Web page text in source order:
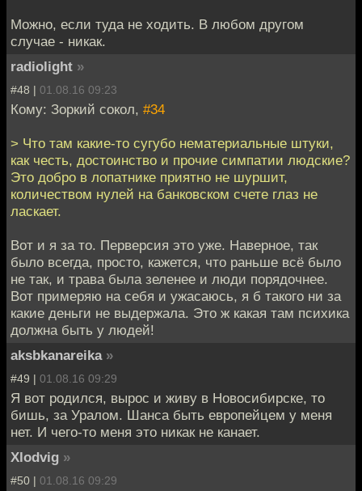
Можно, если туда не ходить. В любом другом
случае - никак.
radiolight »
#48 | 01.08.16 09:23
Кому: Зоркий сокол, #34
> Что там какие-то сугубо нематериальные штуки,
как честь, достоинство и прочие симпатии людские?
Это добро в лопатнике приятно не шуршит,
количеством нулей на банковском счете глаз не
ласкает.
Вот и я за то. Перверсия это уже. Наверное, так
было всегда, просто, кажется, что раньше всё было
не так, и трава была зеленее и люди порядочнее.
Вот примеряю на себя и ужасаюсь, я б такого ни за
какие деньги не выдержала. Это ж какая там психика
должна быть у людей!
aksbkanareika »
#49 | 01.08.16 09:29
Я вот родился, вырос и живу в Новосибирске, то
бишь, за Уралом. Шанса быть европейцем у меня
нет. И чего-то меня это никак не канает.
Xlodvig »
#50 | 01.08.16 09:29